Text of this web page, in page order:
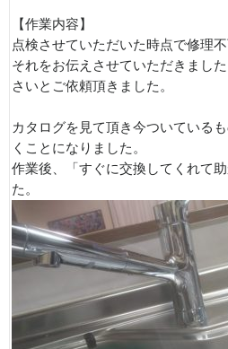
【作業内容】
点検させていただいた時点で修理
それをお伝えさせていただきまし
さいとご依頼頂きました。
カタログを見て頂き今ついている
くことになりました。
作業後、「すぐに交換してくれて
た。